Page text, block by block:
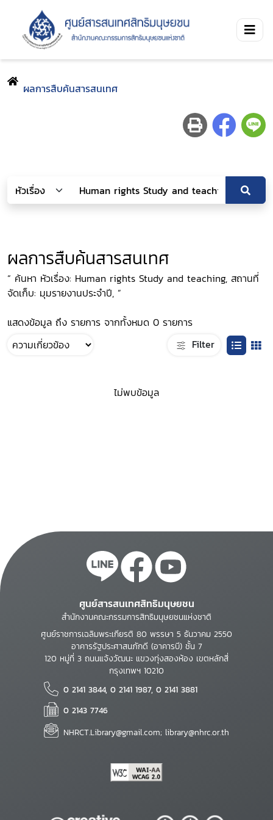
ผลการสืบค้นสารสนเทศ
ผลการสืบค้นสารสนเทศ
“ ค้นหา หัวเรื่อง: Human rights Study and teaching, สถานที่
จัดเก็บ: มุมรายงานประจำปี, ”
แสดงข้อมูล ถึง รายการ จากทั้งหมด 0 รายการ
Filter
ไม่พบข้อมูล
ศูนย์สารสนเทศสิทธิมนุษยชน
สำนักงานคณะกรรมการสิทธิมนุษยชนแห่งชาติ
ศูนย์ราชการเฉลิมพระเกียรติ 80 พรรษา 5 ธันวาคม 2550
อาคารรัฐประศาสนภักดี (อาคารบี) ชั้น 7
120 หมู่ที่ 3 ถนนแจ้งวัฒนะ แขวงทุ่งสองห้อง เขตหลักสี่
กรุงเทพฯ 10210
0 2141 3844, 0 2141 1987, 0 2141 3881
0 2143 7746
NHRCT.Library@gmail.com; library@nhrc.or.th